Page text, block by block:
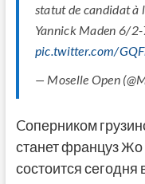
statut de candidat
Yannick Maden 6/
pic.twitter.com/
— Moselle Open
Cоперником
станет француз
состоится сегодня